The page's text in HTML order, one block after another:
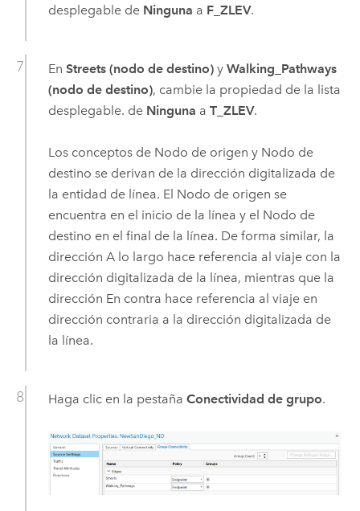
desplegable de Ninguna a F_ZLEV.
En Streets (nodo de destino)y Walking_Pathways
(nodo de destino), cambie la propiedad de la lista
desplegable. de Ninguna a T_ZLEV.
Los conceptos de Nodo de origen y Nodo de
destino se derivan de la dirección digitalizada de
la entidad de línea. El Nodo de origen se
encuentra en el inicio de la línea y el Nodo de
destino en el final de la línea. De forma similar, la
dirección A lo largo hace referencia al viaje con la
dirección digitalizada de la línea, mientras que la
dirección En contra hace referencia al viaje en
dirección contraria a la dirección digitalizada de
la línea.
Haga clic en la pestaña Conectividad de grupo.